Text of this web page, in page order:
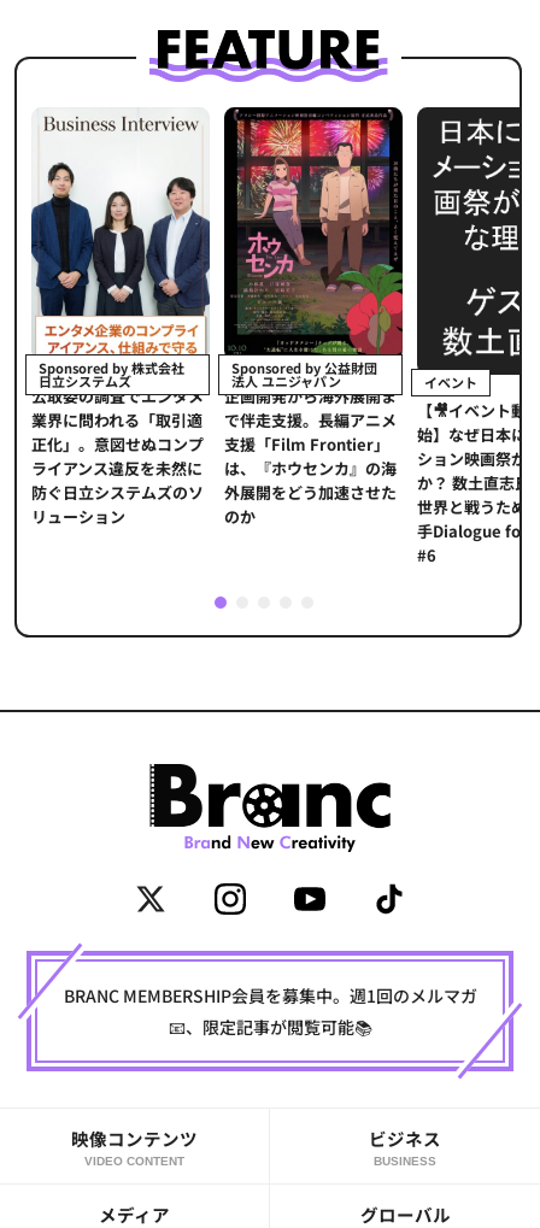
Sponsored by 株式会社
日立システムズ
公​​取委の調査でエンタメ
業界に問われる「取引適
正化」。意図せぬコンプ
ライアンス違反を未然に
防ぐ日立システムズのソ
リューション​
Sponsored by 公益財団
法人 ユニジャパン
企画開発から海外展開ま
で伴走支援。長編アニメ
支援「Film Frontier」
は、『ホウセンカ』の海
外展開をどう加速させた
のか
イベント
【🎥イベント動
始】なぜ日本に
ション映画祭が
か？ 数土直志氏
世界と戦うため
手Dialogue for
#6
1
BRANC MEMBERSHIP会員を募集中。週1回のメルマガ
📧、限定記事が閲覧可能📚
映像コンテンツ
VIDEO CONTENT
ビジネス
BUSINESS
メディア グローバル